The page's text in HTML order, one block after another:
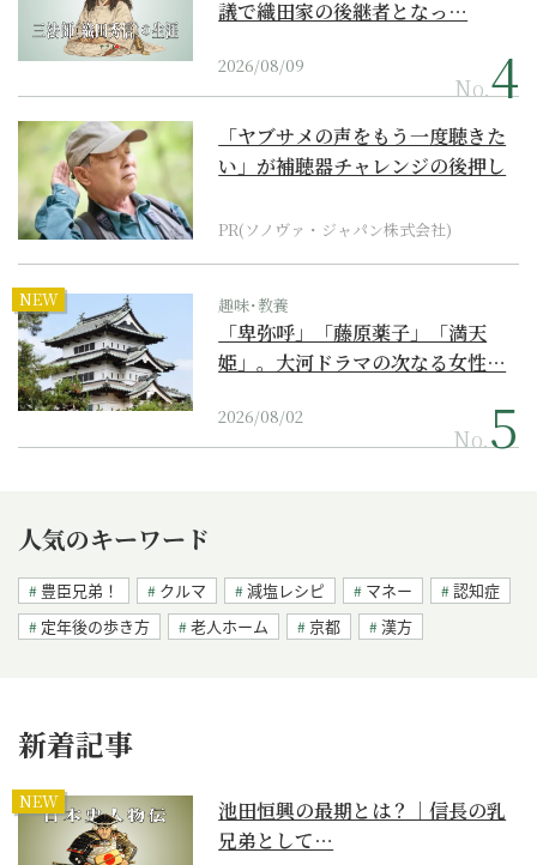
議で織田家の後継者となっ…
2026/08/09
No.
「ヤブサメの声をもう一度聴きた
い」が補聴器チャレンジの後押し
PR(ソノヴァ・ジャパン株式会社)
NEW 趣味･教養
「卑弥呼」「藤原薬子」「満天
姫」。大河ドラマの次なる女性…
2026/08/02
No.
人気のキーワード
豊臣兄弟！ クルマ 減塩レシピ マネー
認知症
定年後の歩き方
老人ホーム 京都 漢方
新着記事
NEW
池田恒興の最期とは？｜信長の乳
兄弟として…